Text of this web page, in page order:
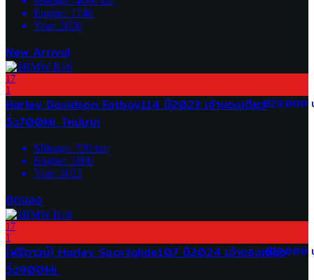
Engine: 1746
Year: 2020
New Arrival
17
1
829,000
Harley Davidson Fatboy114 ปี2023 เจ้าของเดียว
วิ่ง700Mi. ใหม่มาก
Mileage: 730 km
Engine: 1800
Year: 2023
ติดจอง
17
1
679,000
(ฟรีดาวน์) Harley Sportglide107 ปี2024 เจ้าของเดียว
วิ่ง900Mi.